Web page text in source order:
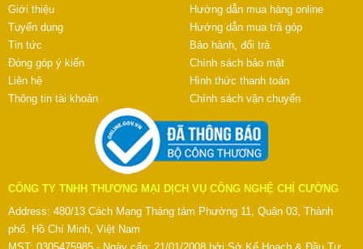
Giới thiệu
Tuyển dụng
Tin tức
Đóng góp ý kiến
Liên hệ
Thông tin tài khoản
Hướng dẫn mua hàng online
Hướng dẫn mua trả góp
Bảo hành, đổi trả
Chính sách bảo mật
Hình thức thanh toán
Chính sách vận chuyển
CÔNG TY TNHH THƯƠNG MẠI DỊCH VỤ CÔNG NGHỆ CHÍ CƯỜNG
Address: 480/13 Cách Mạng Tháng tám Phường 11, Quận 03, Thành
phố. Hồ Chí Minh, Việt Nam